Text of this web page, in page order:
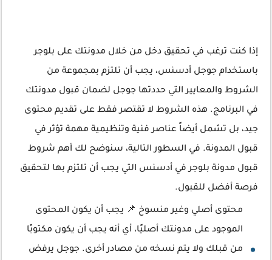
إذا كنت ترغب في تحقيق دخل من خلال مدونتك على بلوجر
باستخدام جوجل أدسنس، يجب أن تلتزم بمجموعة من
الشروط والمعايير التي حددتها جوجل لضمان قبول مدونتك
في البرنامج. هذه الشروط لا تقتصر فقط على تقديم محتوى
جيد، بل تشمل أيضاً عناصر فنية وتنظيمية مهمة تؤثر في
قبول المدونة. في السطور التالية، سنوضح لك أهم شروط
قبول مدونة بلوجر في أدسنس التي يجب أن تلتزم بها لتحقيق
فرصة أفضل للقبول.
محتوى أصلي وغير منسوخ 📌 يجب أن يكون المحتوى
الموجود على مدونتك أصليًا، أي أنه يجب أن يكون مكتوبًا
من قبلك ولا يتم نسخه من مصادر أخرى. جوجل يرفض